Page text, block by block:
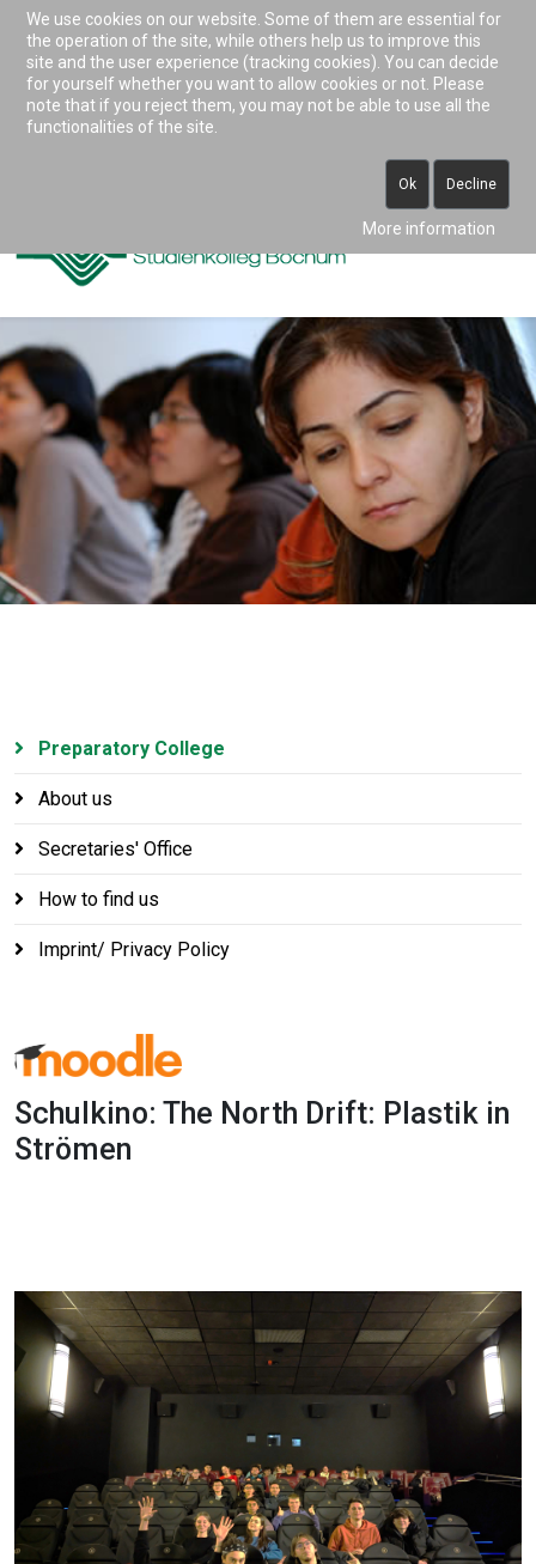
Accessibility & Tools
0234 938 82 0 (vormittags)
Preparatory College
About us
Secretaries' Office
How to find us
Imprint/ Privacy Policy
Schulkino: The North Drift: Plastik in
Strömen
We use cookies on our website. Some of them are essential for
the operation of the site, while others help us to improve this
site and the user experience (tracking cookies). You can decide
for yourself whether you want to allow cookies or not. Please
note that if you reject them, you may not be able to use all the
functionalities of the site.
Ok Decline
More information